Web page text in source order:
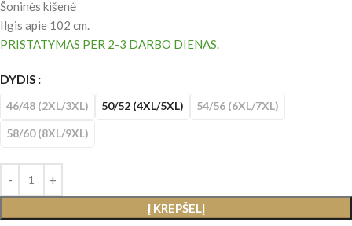
Šoninės kišenė
Ilgis apie 102 cm.
PRISTATYMAS PER 2-3 DARBO DIENAS.
DYDIS
46/48 (2XL/3XL) 50/52 (4XL/5XL) 54/56 (6XL/7XL)
58/60 (8XL/9XL)
Į KREPŠELĮ